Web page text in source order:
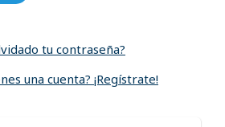
tu contraseña?
una cuenta? ¡Regístrate!